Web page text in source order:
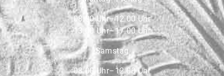
08.00 Uhr–12.00 Uhr
13.00 Uhr–17.00 Uhr
Samstag
08.00 Uhr–12.00 Uhr